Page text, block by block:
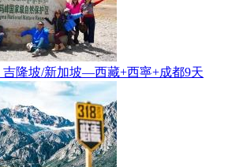
吉隆坡/新加坡—西藏+西寧+成都9天